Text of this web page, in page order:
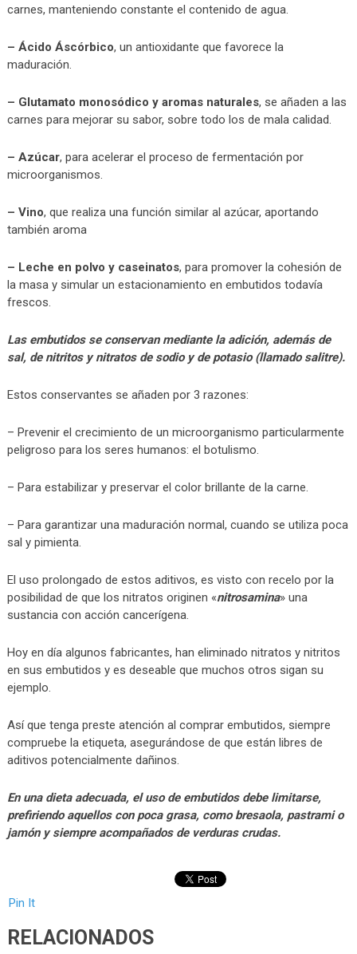
carnes, manteniendo constante el contenido de agua.
– Ácido Áscórbico, un antioxidante que favorece la
maduración.
– Glutamato monosódico y aromas naturales, se añaden a las
carnes para mejorar su sabor, sobre todo los de mala calidad.
– Azúcar, para acelerar el proceso de fermentación por
microorganismos.
– Vino, que realiza una función similar al azúcar, aportando
también aroma
– Leche en polvo y caseinatos, para promover la cohesión de
la masa y simular un estacionamiento en embutidos todavía
frescos.
Las embutidos se conservan mediante la adición, además de
sal, de nitritos y nitratos de sodio y de potasio (llamado salitre).
Estos conservantes se añaden por 3 razones:
– Prevenir el crecimiento de un microorganismo particularmente
peligroso para los seres humanos: el botulismo.
– Para estabilizar y preservar el color brillante de la carne.
– Para garantizar una maduración normal, cuando se utiliza poca
sal y pimienta.
El uso prolongado de estos aditivos, es visto con recelo por la
posibilidad de que los nitratos originen «nitrosamina» una
sustancia con acción cancerígena.
Hoy en día algunos fabricantes, han eliminado nitratos y nitritos
en sus embutidos y es deseable que muchos otros sigan su
ejemplo.
Así que tenga preste atención al comprar embutidos, siempre
compruebe la etiqueta, asegurándose de que están libres de
aditivos potencialmente dañinos.
En una dieta adecuada, el uso de embutidos debe limitarse,
prefiriendo aquellos con poca grasa, como bresaola, pastrami o
jamón y siempre acompañados de verduras crudas.
Pin It
RELACIONADOS